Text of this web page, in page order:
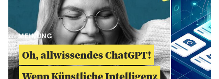
MEINUNG
Oh, allwissendes ChatGPT!
Wenn Künstliche Intelligenz